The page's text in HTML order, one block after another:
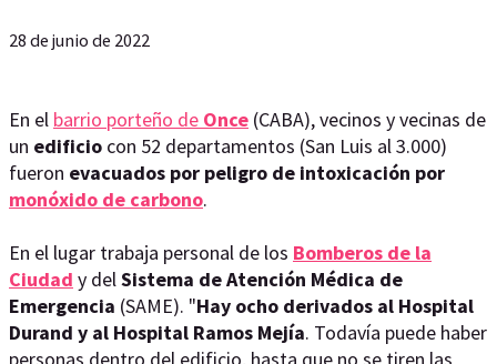
28 de junio de 2022
En el barrio porteño de Once (CABA), vecinos y vecinas de
un edificio con 52 departamentos (San Luis al 3.000)
fueron evacuados por peligro de intoxicación por
monóxido de carbono.
En el lugar trabaja personal de los Bomberos de la
Ciudad y delSistema de Atención Médica de
Emergencia (SAME). "Hay ocho derivados al Hospital
Durand y al Hospital Ramos Mejía. Todavía puede haber